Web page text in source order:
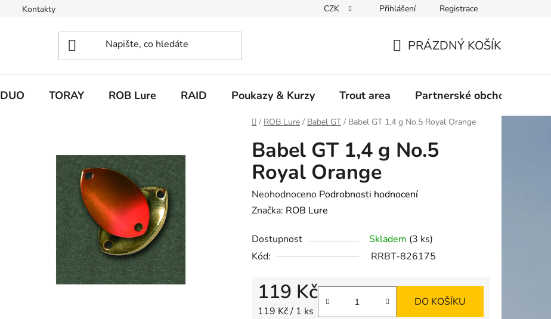
Kontakty CZK Přihlášení Registrace
KOŠÍK
PRÁZDNÝ KOŠÍK
DUO TORAY ROB Lure RAID Poukazy & Kurzy Trout area Partnerské obchody
Domů
/ ROB Lure / Babel GT / Babel GT 1,4 g No.5 Royal Orange
Babel GT 1,4 g No.5
Royal Orange
Průměrné
hodnocení
je
0,0
hvězdiček.
Neohodnoceno Podrobnosti hodnocení
Značka: ROB Lure
Dostupnost Skladem (3 ks)
Kód:
RRBT-826175
119 Kč
Měrná cena:
119 Kč / 1 ks
DO KOŠÍKU